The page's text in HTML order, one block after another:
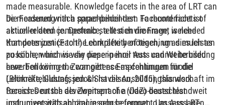
made measurable. Knowledge facets in the area of LRT can
be measured with a paper-pencil-test. To record facets of
action-related competence, a test environment is needed
that does justice to the complexity of teaching as much as
possible, which is why paper-pencil tests cannot be used
here. Following the competence-as-continuum model
(Blömeke, Gustafsson & Shavelson, 2015), this work
focusses on the development of a video-based test
instrument with an oral response format to assess LRT-
Die Forderung nach sprachbildendem Fachunterricht ist
aktueller denn je. Deshalb stellt sich die Frage, welche
Kompetenzen (Fach-) Lehrkräfte benötigen, um dies leisten
zu können und wie sie diese in ihrer Aus- und Weiterbildung
erwerben können. Zwar gibt es Empfehlungen für die
Lehrkräftebildung, jedoch ist die Ausbildungslandschaft im
Bereich Deutsch als Zweitsprache (DaZ) deutschlandweit
und universitätsabhängig sehr heterogen. Um Aussagen